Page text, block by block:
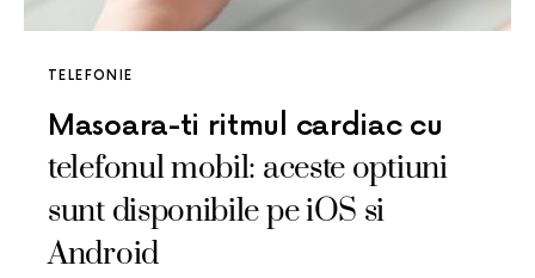
TELEFONIE
Masoara-ti ritmul cardiac cu
telefonul mobil: aceste optiuni
sunt disponibile pe iOS si
Android